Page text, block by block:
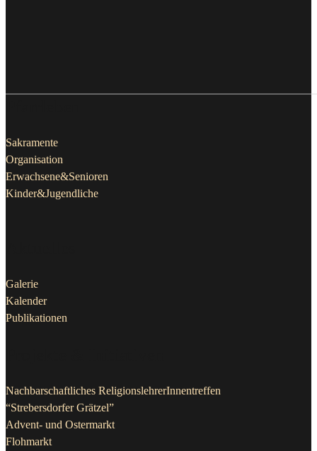
Sakramente
Organisation
Erwachsene&Senioren
Kinder&Jugendliche
Galerie
Kalender
Publikationen
Nachbarschaftliches ReligionslehrerInnentreffen
“Strebersdorfer Grätzel”
Advent- und Ostermarkt
Flohmarkt